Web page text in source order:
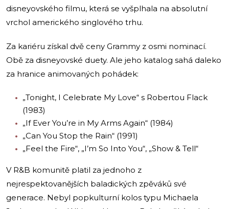
disneyovského filmu, která se vyšplhala na absolutní
vrchol amerického singlového trhu.
Za kariéru získal dvě ceny Grammy z osmi nominací.
Obě za disneyovské duety. Ale jeho katalog sahá daleko
za hranice animovaných pohádek:
„Tonight, I Celebrate My Love“ s Robertou Flack
(1983)
„If Ever You’re in My Arms Again“ (1984)
„Can You Stop the Rain“ (1991)
„Feel the Fire“, „I’m So Into You“, „Show & Tell“
V R&B komunitě platil za jednoho z
nejrespektovanějších baladických zpěváků své
generace. Nebyl popkulturní kolos typu Michaela